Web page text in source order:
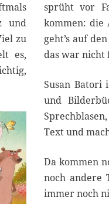
p
t
e
b
r
2
0
2
1
und
zu
es,
sprüht vor
kommen: die
geht’s auf
das war nicht
Susan Batori
und
Text und
Da kommen
noch andere
immer noch